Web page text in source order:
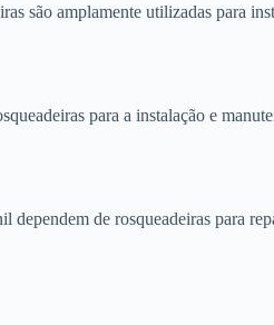
são amplamente utilizadas para
para a instalação e
de rosqueadeiras para